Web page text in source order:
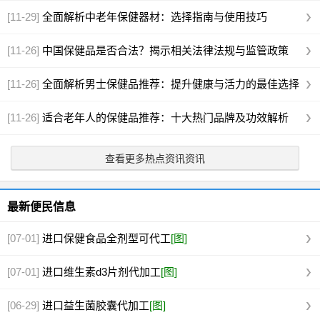
[11-29] 全面解析中老年保健器材：选择指南与使用技巧
[11-26] 中国保健品是否合法？揭示相关法律法规与监管政策
[11-26] 全面解析男士保健品推荐：提升健康与活力的最佳选择
[11-26] 适合老年人的保健品推荐：十大热门品牌及功效解析
查看更多热点资讯资讯
最新便民信息
[07-01] 进口保健食品全剂型可代工[图]
[07-01] 进口维生素d3片剂代加工[图]
[06-29] 进口益生菌胶囊代加工[图]